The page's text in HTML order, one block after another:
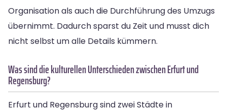
Organisation als auch die Durchführung des Umzugs
übernimmt. Dadurch sparst du Zeit und musst dich
nicht selbst um alle Details kümmern.
Was sind die kulturellen Unterschieden zwischen Erfurt und
Regensburg?
Erfurt und Regensburg sind zwei Städte in